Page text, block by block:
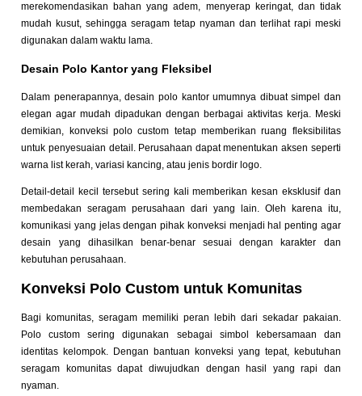
merekomendasikan bahan yang adem, menyerap keringat, dan tidak
mudah kusut, sehingga seragam tetap nyaman dan terlihat rapi meski
digunakan dalam waktu lama.
Desain Polo Kantor yang Fleksibel
Dalam penerapannya, desain polo kantor umumnya dibuat simpel dan
elegan agar mudah dipadukan dengan berbagai aktivitas kerja. Meski
demikian, konveksi polo custom tetap memberikan ruang fleksibilitas
untuk penyesuaian detail. Perusahaan dapat menentukan aksen seperti
warna list kerah, variasi kancing, atau jenis bordir logo.
Detail-detail kecil tersebut sering kali memberikan kesan eksklusif dan
membedakan seragam perusahaan dari yang lain. Oleh karena itu,
komunikasi yang jelas dengan pihak konveksi menjadi hal penting agar
desain yang dihasilkan benar-benar sesuai dengan karakter dan
kebutuhan perusahaan.
Konveksi Polo Custom untuk Komunitas
Bagi komunitas, seragam memiliki peran lebih dari sekadar pakaian.
Polo custom sering digunakan sebagai simbol kebersamaan dan
identitas kelompok. Dengan bantuan konveksi yang tepat, kebutuhan
seragam komunitas dapat diwujudkan dengan hasil yang rapi dan
nyaman.